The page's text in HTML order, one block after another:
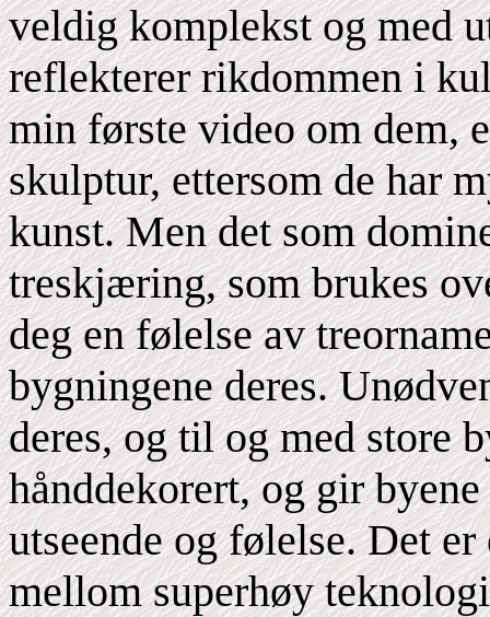
veldig komplekst og med
reflekterer rikdommen i
min første video om dem,
skulptur, ettersom de har
kunst. Men det som
treskjæring, som brukes
deg en følelse av
bygningene deres.
deres, og til og med store
hånddekorert, og gir
utseende og følelse. Det
mellom superhøy